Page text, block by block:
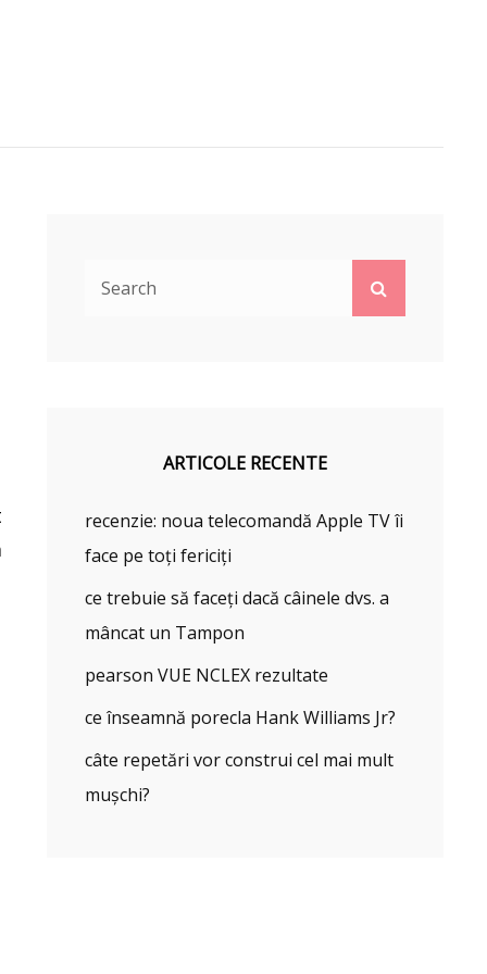
ARTICOLE RECENTE
recenzie: noua telecomandă Apple TV îi
face pe toți fericiți
ce trebuie să faceți dacă câinele dvs. a
mâncat un Tampon
pearson VUE NCLEX rezultate
ce înseamnă porecla Hank Williams Jr?
câte repetări vor construi cel mai mult
mușchi?